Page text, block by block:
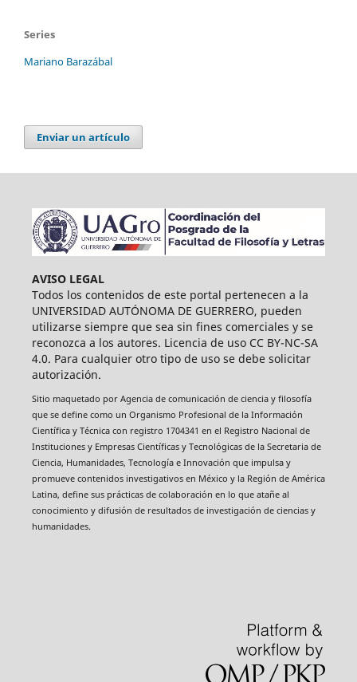
Series
Mariano Barazábal
Enviar un artículo
AVISO LEGAL
Todos los contenidos de este portal pertenecen a la
UNIVERSIDAD AUTÓNOMA DE GUERRERO, pueden
utilizarse siempre que sea sin fines comerciales y se
reconozca a los autores. Licencia de uso CC BY-NC-SA
4.0. Para cualquier otro tipo de uso se debe solicitar
autorización.
Sitio maquetado por Agencia de comunicación de ciencia y filosofía
que se define como un Organismo Profesional de la Información
Científica y Técnica con registro 1704341 en el Registro Nacional de
Instituciones y Empresas Científicas y Tecnológicas de la Secretaria de
Ciencia, Humanidades, Tecnología e Innovación que impulsa y
promueve contenidos investigativos en México y la Región de América
Latina, define sus prácticas de colaboración en lo que atañe al
conocimiento y difusión de resultados de investigación de ciencias y
humanidades.